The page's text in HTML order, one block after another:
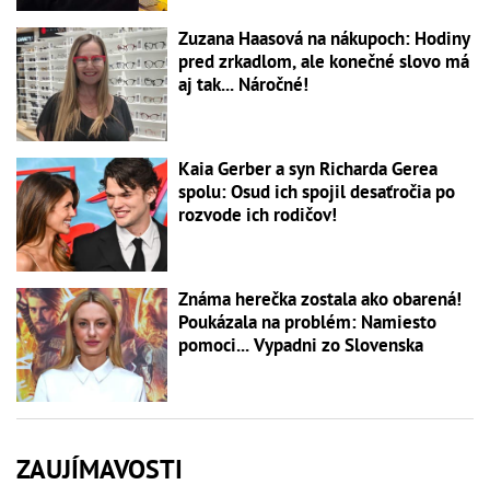
Zuzana Haasová na nákupoch: Hodiny
pred zrkadlom, ale konečné slovo má
aj tak... Náročné!
Kaia Gerber a syn Richarda Gerea
spolu: Osud ich spojil desaťročia po
rozvode ich rodičov!
Známa herečka zostala ako obarená!
Poukázala na problém: Namiesto
pomoci... Vypadni zo Slovenska
ZAUJÍMAVOSTI